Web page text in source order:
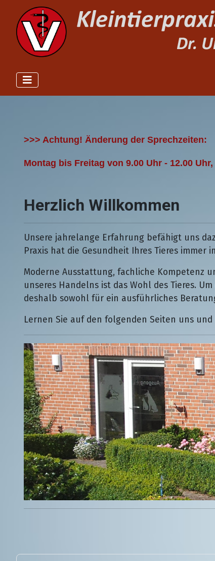
>>> Achtung! Änderung der Sprechzeiten:
Montag bis Freitag von 9.00 Uhr - 12.00
Herzlich Willkommen
Unsere jahrelange Erfahrung befähigt uns
Praxis hat die Gesundheit Ihres Tieres immer
Moderne Ausstattung, fachliche Kompetenz
unseres Handelns ist das Wohl des Tieres.
deshalb sowohl für ein ausführliches
Lernen Sie auf den folgenden Seiten uns und